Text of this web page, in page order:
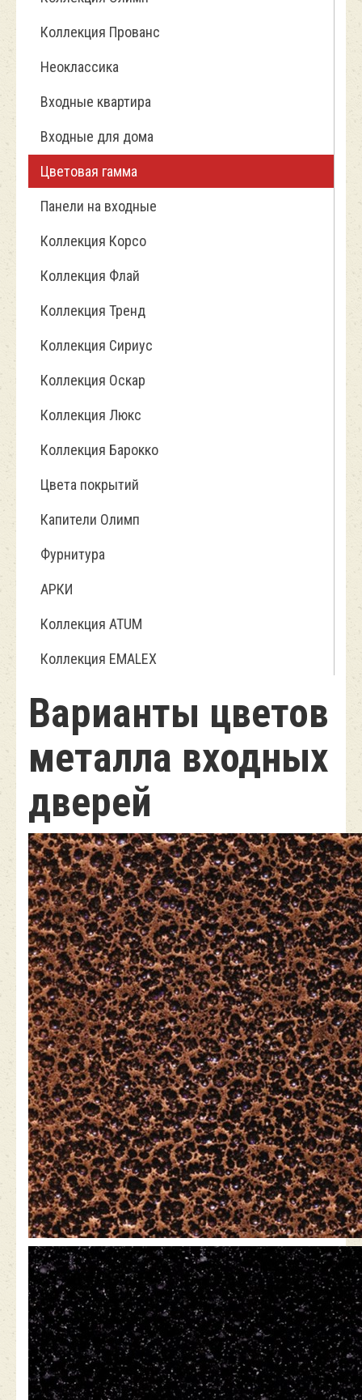
Коллекция Прованс
Неоклассика
Входные квартира
Входные для дома
Цветовая гамма
Панели на входные
Коллекция Корсо
Коллекция Флай
Коллекция Тренд
Коллекция Сириус
Коллекция Оскар
Коллекция Люкс
Коллекция Барокко
Цвета покрытий
Капители Олимп
Фурнитура
АРКИ
Коллекция ATUM
Коллекция EMALEX
Варианты цветов
металла входных
дверей